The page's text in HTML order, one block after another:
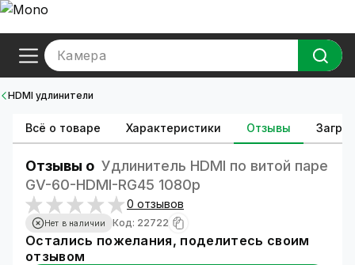
Камера
HDMI удлинители
Всё о товаре Характеристики Отзывы
Отзывы о Удлинитель HDMI по витой паре
GV-60-HDMI-RG45 1080p
0 отзывов
Нет в наличии Код: 22722
Остались пожелания, поделитесь своим
отзывом